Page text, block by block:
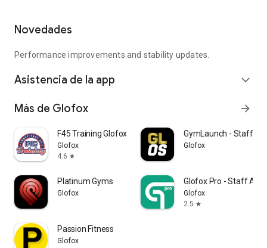
Novedades
Performance improvements and stability updates.
Asistencia de la app expand_more
Más de Glofox arrow_forward
F45 Training Glofox
Glofox
4.6 star
GymLaunch - Staff
Glofox
Platinum Gyms
Glofox
Glofox Pro - Staff App
Glofox
2.5 star
Passion Fitness
Glofox